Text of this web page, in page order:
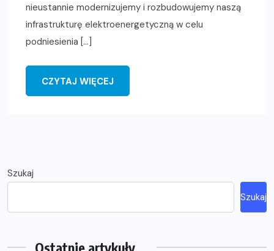
nieustannie modernizujemy i rozbudowujemy naszą
infrastrukturę elektroenergetyczną w celu
podniesienia […]
CZYTAJ WIĘCEJ
Szukaj
Szukaj
Ostatnie artykuły